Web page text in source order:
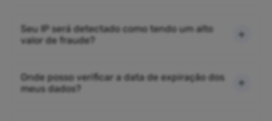
Seu IP será detectado como tendo um alto
valor de fraude?
Onde posso verificar a data de expiração dos
meus dados?